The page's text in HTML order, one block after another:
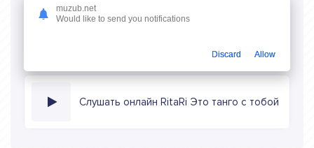
(длина: 2:27, качество: 320 кбитс) бесплатно или слушать
музыку в режиме онлайн
Слушать онлайн RitaRi Это танго с тобой
muzub.net
Would like to send you notifications
Discard Allow